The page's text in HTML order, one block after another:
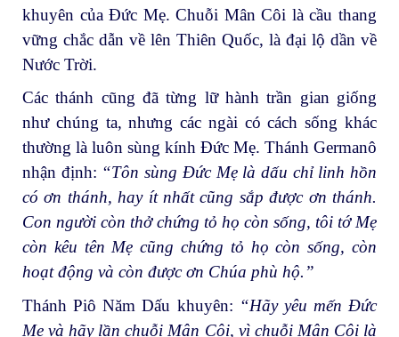
khuyên của Đức Mẹ. Chuỗi Mân Côi là cầu thang
vững chắc dẫn về lên Thiên Quốc, là đại lộ dần về
Nước Trời.
Các thánh cũng đã từng lữ hành trần gian giống
như chúng ta, nhưng các ngài có cách sống khác
thường là luôn sùng kính Đức Mẹ. Thánh Germanô
nhận định: “Tôn sùng Đức Mẹ là dấu chỉ linh hồn
có ơn thánh, hay ít nhất cũng sắp được ơn thánh.
Con người còn thở chứng tỏ họ còn sống, tôi tớ Mẹ
còn kêu tên Mẹ cũng chứng tỏ họ còn sống, còn
hoạt động và còn được ơn Chúa phù hộ.”
Thánh Piô Năm Dấu khuyên: “Hãy yêu mến Đức
Mẹ và hãy lần chuỗi Mân Côi, vì chuỗi Mân Côi là